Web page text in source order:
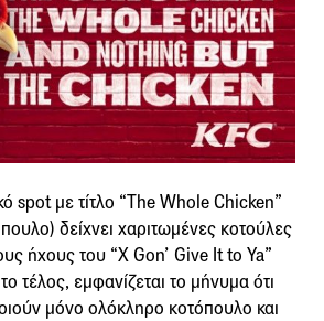
spot με τίτλο “The Whole Chicken”
δείχνει χαριτωμένες κοτούλες
ήχους του “X Gon’ Give It to Ya”
τέλος, εμφανίζεται το μήνυμα ότι
μόνο ολόκληρο κοτόπουλο και